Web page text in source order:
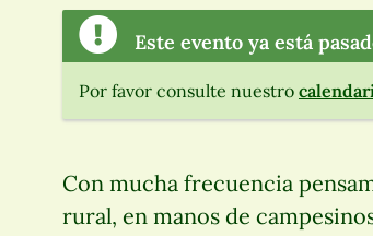
Este evento ya está
Por favor consulte nuestro
Con mucha frecuencia
rural, en manos de